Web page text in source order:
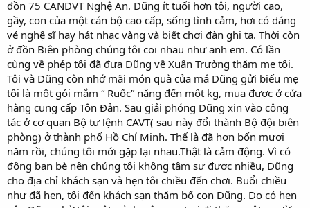
đồn 75 CANDVT Nghệ An. Dũng ít tuổi hơn tôi, người cao,
gầy, con của một cán bộ cao cấp, sống tình cảm, hơi có dáng
vẻ nghệ sĩ hay hát nhạc vàng và biết chơi đàn ghi ta. Thời còn
ở đồn Biên phòng chúng tôi coi nhau như anh em. Có lần
cùng về phép tôi đã đưa Dũng về Xuân Trường thăm mẹ tôi.
Tôi và Dũng còn nhớ mãi món quà của má Dũng gửi biếu mẹ
tôi là một gói mắm “ Ruốc” nặng đến một kg, mua được ở cửa
hàng cung cấp Tôn Đản. Sau giải phóng Dũng xin vào công
tác ở cơ quan Bộ tư lệnh CAVT( sau này đổi thành Bộ đội biên
phòng) ở thành phố Hồ Chí Minh. Thế là đã hơn bốn mươi
năm rồi, chúng tôi mới gặp lại nhau.Thật là cảm động. Vì có
đông bạn bè nên chúng tôi không tâm sự được nhiều, Dũng
cho địa chỉ khách sạn và hẹn tôi chiều đến chơi. Buổi chiều
như đã hẹn, tôi đến khách sạn thăm bố con Dũng. Do có hẹn